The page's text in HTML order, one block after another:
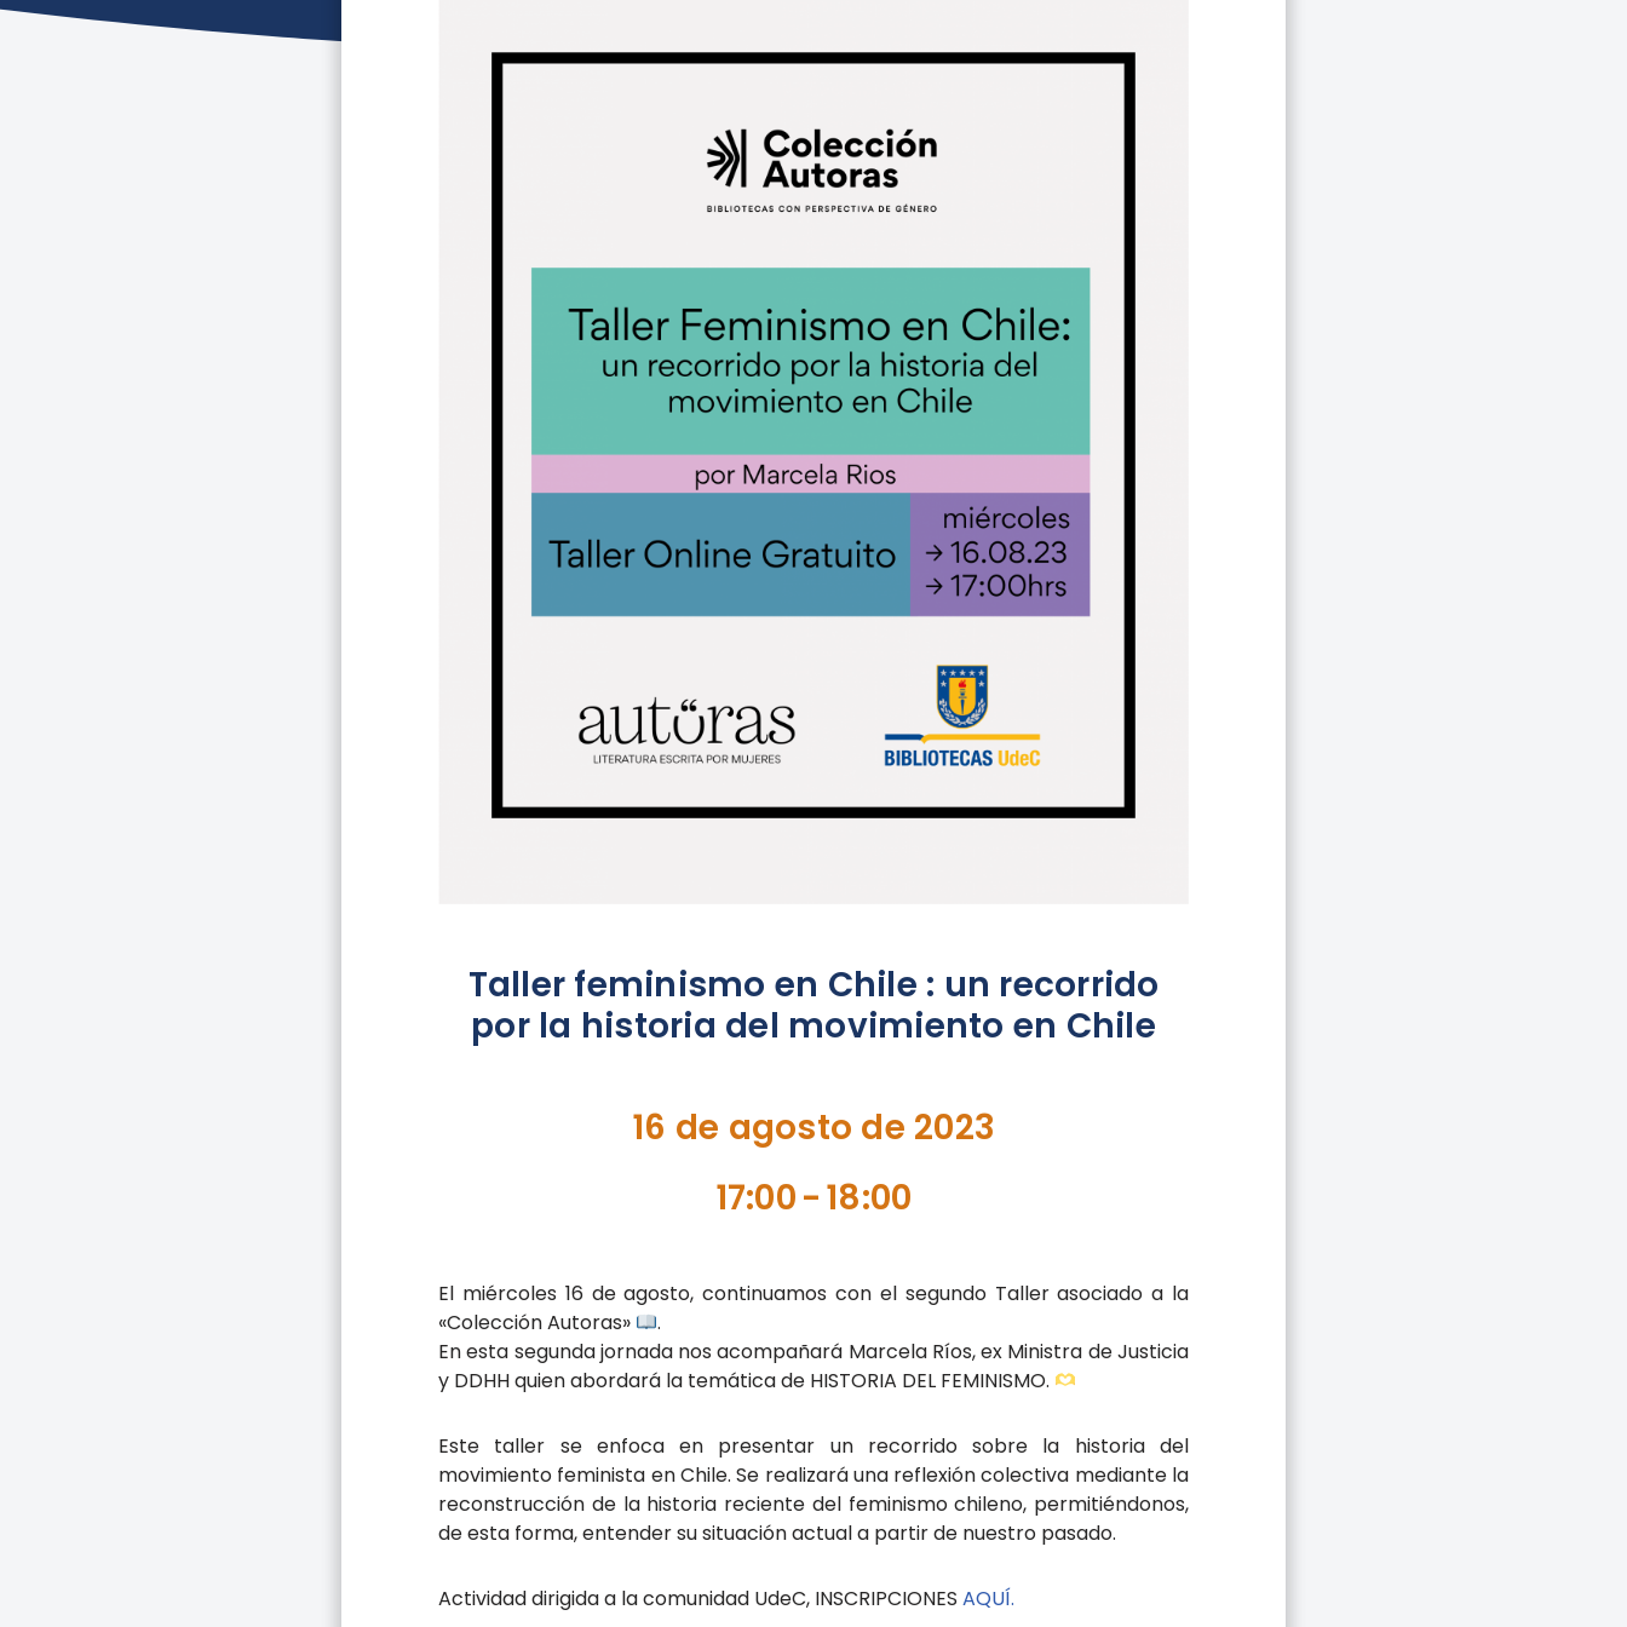
Taller feminismo en Chile : un recorrido
por la historia del movimiento en Chile
16 de agosto de 2023
17:00-18:00
El miércoles 16 de agosto, continuamos con el segundo Taller asociado a la
«Colección Autoras»
.
En esta segunda jornada nos acompañará Marcela Ríos, ex Ministra de Justicia
y DDHH quien abordará la temática de HISTORIA DEL FEMINISMO.
Este taller se enfoca en presentar un recorrido sobre la historia del
movimiento feminista en Chile. Se realizará una reflexión colectiva mediante la
reconstrucción de la historia reciente del feminismo chileno, permitiéndonos,
de esta forma, entender su situación actual a partir de nuestro pasado.
Actividad dirigida a la comunidad UdeC, INSCRIPCIONES AQUÍ.